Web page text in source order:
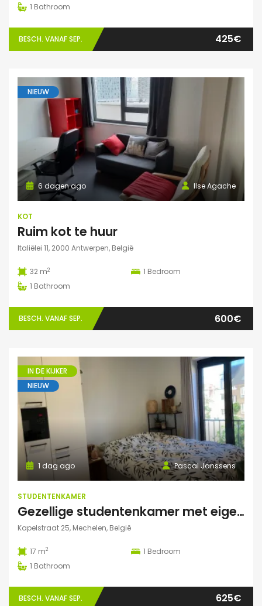
1 Bathroom
BESCH. VANAF SEP. 425€
NIEUW
Ilse Agache
6 dagen ago
KOT
Ruim kot te huur
Italiëlei 11, 2000 Antwerpen, België
32 m2 1 Bedroom
1 Bathroom
BESCH. VANAF SEP. 600€
IN DE KIJKER
NIEUW
Pascal Janssens
1 dag ago
STUDENTENKAMER
Gezellige studentenkamer met eigen badkamer in Mechelen
Kapelstraat 25, Mechelen, België
17 m2 1 Bedroom
1 Bathroom
BESCH. VANAF SEP. 625€